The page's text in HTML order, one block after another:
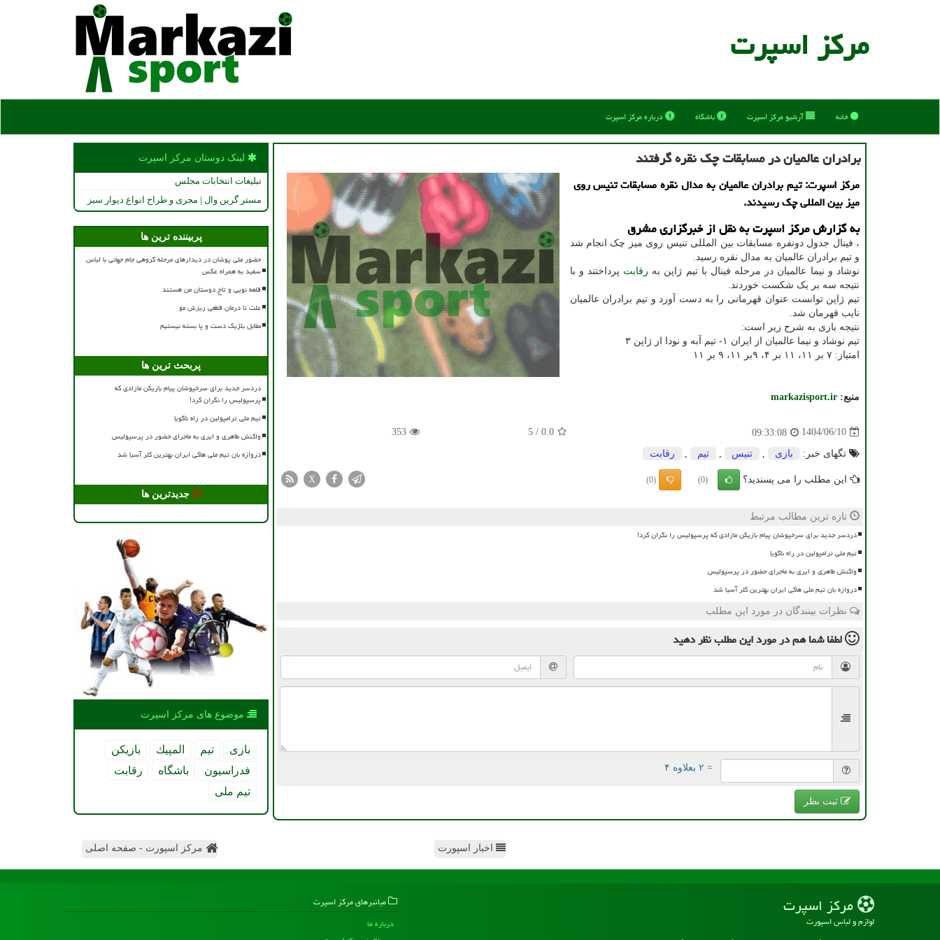
مركز اسپرت
خانه آرشیو مركز اسپرت باشگاه درباره مركز اسپرت
برادران عالمیان در مسابقات چک نقره گرفتند
مرکز اسپرت: تیم برادران عالمیان به مدال نقره مسابقات تنیس روی
میز بین المللی چک رسیدند.
به گزارش مرکز اسپرت به نقل از خبرگزاری مشرق
، فینال جدول دونفره مسابقات بین المللی تنیس روی میز چک انجام شد
و تیم برادران عالمیان به مدال نقره رسید.
نوشاد و نیما عالمیان در مرحله فینال با تیم ژاپن به رقابت پرداختند و با
نتیجه سه بر یک شکست خوردند.
تیم ژاپن توانست عنوان قهرمانی را به دست آورد و تیم برادران عالمیان
نایب قهرمان شد.
نتیجه بازی به شرح زیر است:
تیم نوشاد و نیما عالمیان از ایران ۱- تیم آبه و نودا از ژاپن ۳
امتیاز: ۷ بر ۱۱، ۱۱ بر ۴، ۹بر ۱۱، ۹ بر ۱۱
منبع: markazisport.ir
1404/06/10
09:33:08
0.0
/
5
353
تگهای خبر: بازی تنیس تیم رقابت
این مطلب را می پسندید؟ (0)
(0)
X
تازه ترین مطالب مرتبط
دردسر جدید برای سرخپوشان پیام بازیکن مازادی که پرسپولیس را نگران کرد!
تیم ملی ترامپولین در راه ناگویا
واکنش طاهری و ایری به ماجرای حضور در پرسپولیس
دروازه بان تیم ملی هاکی ایران بهترین گلر آسیا شد
نظرات بینندگان در مورد این مطلب
لطفا شما همدر مورد این مطلبنظر دهید
= ۲ بعلاوه ۴
ثبت نظر
لینک دوستان مركز اسپرت
تبلیغات انتخابات مجلس
مستر گرین وال | مجری و طراح انواع دیوار سبز
پربیننده ترین ها
حضور ملی پوشان در دیدارهای مرحله گروهی جام جهانی با لباس
سفید به همراه عکس
قلعه نویی و تاج دوستان من هستند
علت تا درمان قطعی ریزش مو
مقابل بلژیک دست و پا بسته نیستیم
پربحث ترین ها
دردسر جدید برای سرخپوشان پیام بازیکن مازادی که
پرسپولیس را نگران کرد!
تیم ملی ترامپولین در راه ناگویا
واکنش طاهری و ایری به ماجرای حضور در پرسپولیس
دروازه بان تیم ملی هاکی ایران بهترین گلر آسیا شد
جدیدترین ها
موضوع های مركز اسپرت
بازی تیم المپیك
بازیكن
فدراسیون
باشگاه
رقابت
تیم ملی
اخبار اسپورت مرکز اسپورت - صفحه اصلی
مركز اسپرت
لوازم و لباس اسپورت
میانبرهای مركز اسپرت
درباره ما